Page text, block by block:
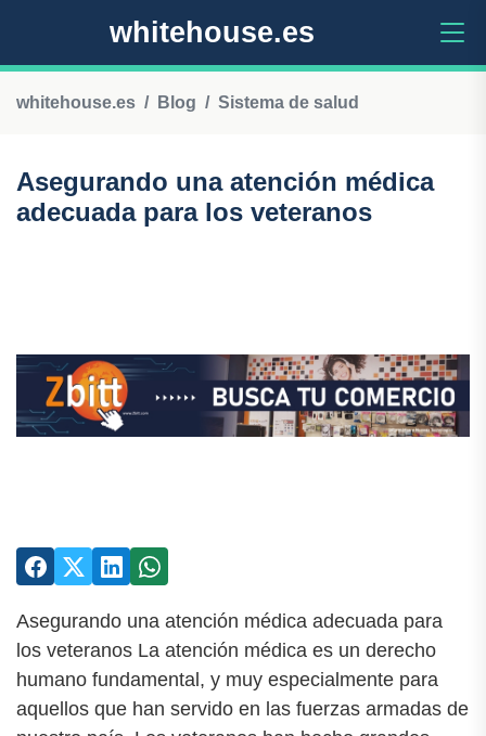
whitehouse.es
whitehouse.es Blog Sistema de salud
Asegurando una atención médica
adecuada para los veteranos
Asegurando una atención médica adecuada para
los veteranos La atención médica es un derecho
humano fundamental, y muy especialmente para
aquellos que han servido en las fuerzas armadas de